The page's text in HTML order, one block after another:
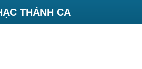
THÁNH CA